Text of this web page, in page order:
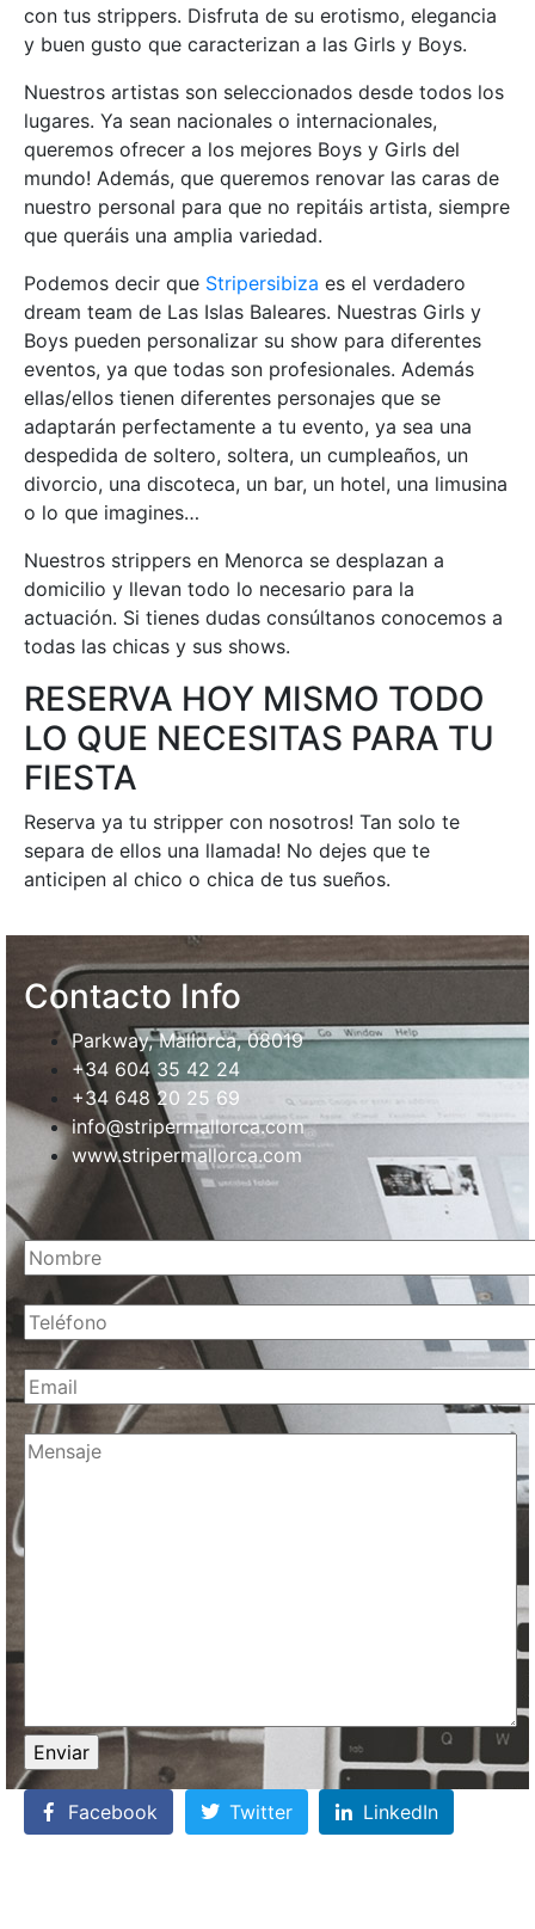
con tus strippers. Disfruta de su erotismo, elegancia
y buen gusto que caracterizan a las Girls y Boys.
Nuestros artistas son seleccionados desde todos los
lugares. Ya sean nacionales o internacionales,
queremos ofrecer a los mejores Boys y Girls del
mundo! Además, que queremos renovar las caras de
nuestro personal para que no repitáis artista, siempre
que queráis una amplia variedad.
Podemos decir que Stripersibiza es el verdadero
dream team de Las Islas Baleares. Nuestras Girls y
Boys pueden personalizar su show para diferentes
eventos, ya que todas son profesionales. Además
ellas/ellos tienen diferentes personajes que se
adaptarán perfectamente a tu evento, ya sea una
despedida de soltero, soltera, un cumpleaños, un
divorcio, una discoteca, un bar, un hotel, una limusina
o lo que imagines…
Nuestros strippers en Menorca se desplazan a
domicilio y llevan todo lo necesario para la
actuación. Si tienes dudas consúltanos conocemos a
todas las chicas y sus shows.
RESERVA HOY MISMO TODO
LO QUE NECESITAS PARA TU
FIESTA
Reserva ya tu stripper con nosotros! Tan solo te
separa de ellos una llamada! No dejes que te
anticipen al chico o chica de tus sueños.
Contacto Info
Parkway, Mallorca, 08019
+34 604 35 42 24
+34 648 20 25 69
info@stripermallorca.com
www.stripermallorca.com
Facebook Twitter LinkedIn